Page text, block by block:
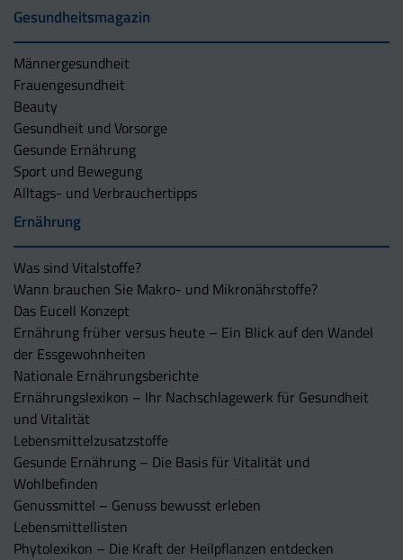
Gesundheitsmagazin
Männergesundheit
Frauengesundheit
Beauty
Gesundheit und Vorsorge
Gesunde Ernährung
Sport und Bewegung
Alltags- und Verbrauchertipps
Ernährung
Was sind Vitalstoffe?
Wann brauchen Sie Makro- und Mikronährstoffe?
Das Eucell Konzept
Ernährung früher versus heute – Ein Blick auf den Wandel
der Essgewohnheiten
Nationale Ernährungsberichte
Ernährungslexikon – Ihr Nachschlagewerk für Gesundheit
und Vitalität
Lebensmittelzusatzstoffe
Gesunde Ernährung – Die Basis für Vitalität und
Wohlbefinden
Genussmittel – Genuss bewusst erleben
Lebensmittellisten
Phytolexikon – Die Kraft der Heilpflanzen entdecken